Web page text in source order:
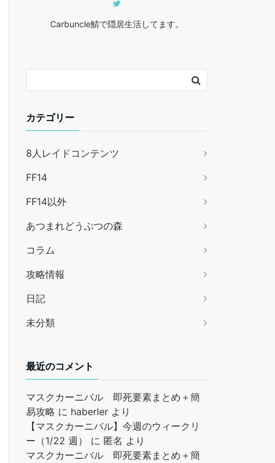
Carbuncle鯖で隠居生活してます。
カテゴリー
8人レイドコンテンツ
FF14
FF14以外
あつまれどうぶつの森
コラム
攻略情報
日記
未分類
最近のコメント
マスクカーニバル 即死要素まとめ＋簡
易攻略 に haberler より
【マスクカーニバル】今週のウィークリ
ー（1/22 週）
に 匿名 より
マスクカーニバル 即死要素まとめ＋簡